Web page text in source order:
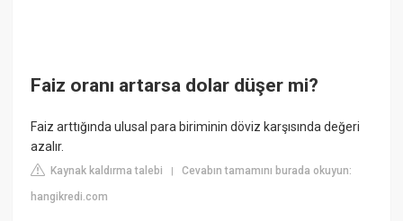
Faiz oranı artarsa dolar düşer mi?
Faiz arttığında ulusal para biriminin döviz karşısında değeri
azalır.
Kaynak kaldırma talebi |Cevabın tamamını burada okuyun:
hangikredi.com